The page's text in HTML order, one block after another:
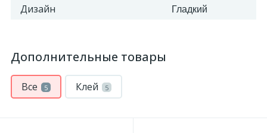
Дизайн Гладкий
Дополнительные товары
Все 5 Клей 5